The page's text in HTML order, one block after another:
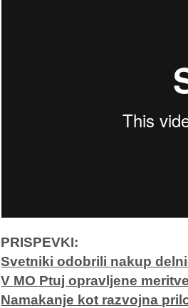
PRISPEVKI:
Svetniki odobrili nakup
V MO Ptuj opravljene
Namakanje kot razvojna